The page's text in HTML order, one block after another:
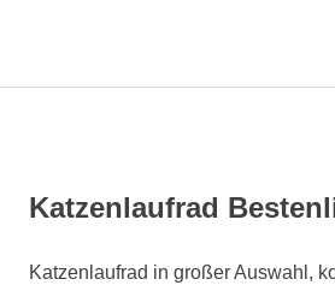
Katzenlaufrad
Katzenlaufrad in großer Auswahl,